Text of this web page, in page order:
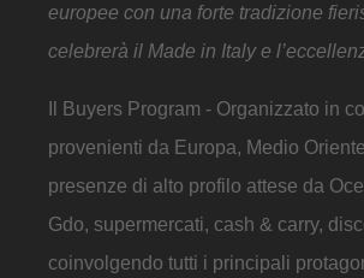
europee con una forte tradizione
celebrerà il Made in Italy e
Il Buyers Program - Organizzato in
provenienti da Europa, Medio
presenze di alto profilo attese da
Gdo, supermercati, cash & carry,
coinvolgendo tutti i principali